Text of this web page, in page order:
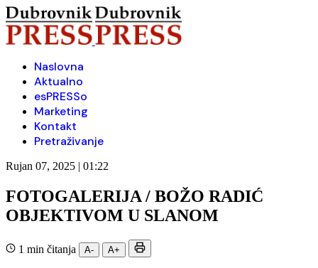
Naslovna
Aktualno
esPRESSo
Marketing
Kontakt
Pretraživanje
Rujan 07, 2025 | 01:22
FOTOGALERIJA / BOŽO RADIĆ
OBJEKTIVOM U SLANOM
1 min čitanja A- A+